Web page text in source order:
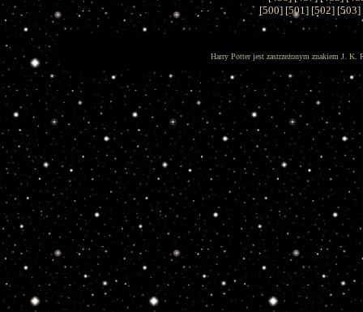
[500] [501] [502] [503]
Harry Potter jest zastrzeżonym znakiem J. K.